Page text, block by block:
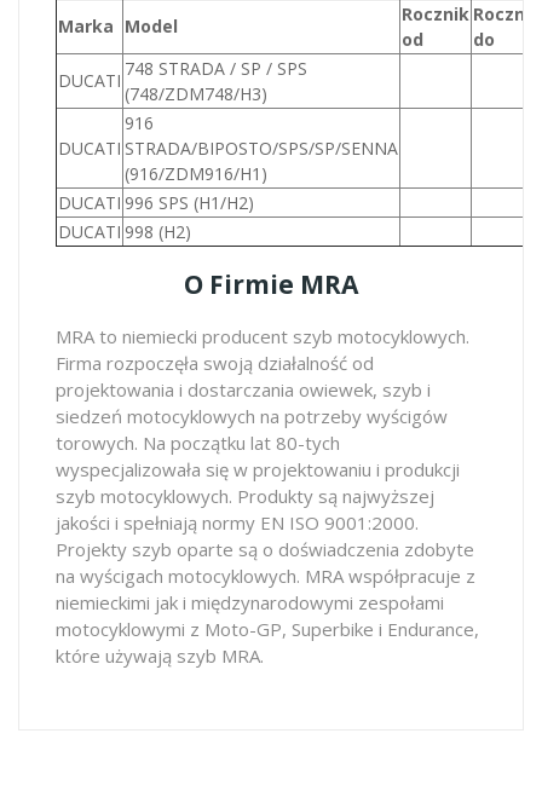
Marka Model
Rocznik
od
Rocznik
do
DUCATI
748 STRADA / SP / SPS
(748/ZDM748/H3)
DUCATI
916
STRADA/BIPOSTO/SPS/SP/SENNA
(916/ZDM916/H1)
DUCATI 996 SPS (H1/H2)
DUCATI 998 (H2)
O Firmie MRA
MRA to niemiecki producent szyb motocyklowych.
Firma rozpoczęła swoją działalność od
projektowania i dostarczania owiewek, szyb i
siedzeń motocyklowych na potrzeby wyścigów
torowych. Na początku lat 80-tych
wyspecjalizowała się w projektowaniu i produkcji
szyb motocyklowych. Produkty są najwyższej
jakości i spełniają normy EN ISO 9001:2000.
Projekty szyb oparte są o doświadczenia zdobyte
na wyścigach motocyklowych. MRA współpracuje z
niemieckimi jak i międzynarodowymi zespołami
motocyklowymi z Moto-GP, Superbike i Endurance,
które używają szyb MRA.